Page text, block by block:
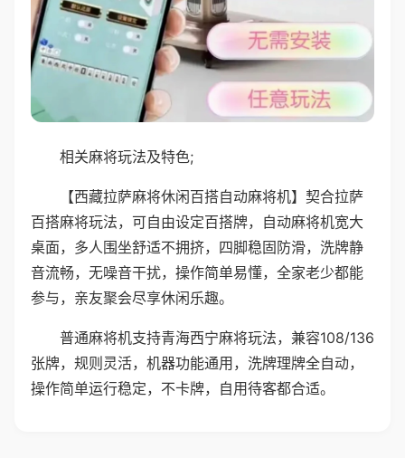
相关麻将玩法及特色;
【西藏拉萨麻将休闲百搭自动麻将机】契合拉萨
百搭麻将玩法，可自由设定百搭牌，自动麻将机宽大
桌面，多人围坐舒适不拥挤，四脚稳固防滑，洗牌静
音流畅，无噪音干扰，操作简单易懂，全家老少都能
参与，亲友聚会尽享休闲乐趣。
普通麻将机支持青海西宁麻将玩法，兼容108/136
张牌，规则灵活，机器功能通用，洗牌理牌全自动，
操作简单运行稳定，不卡牌，自用待客都合适。